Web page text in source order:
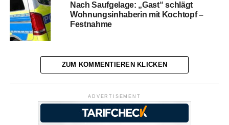
Nach Saufgelage: „Gast“ schlägt
Wohnungsinhaberin mit Kochtopf –
Festnahme
ZUM KOMMENTIEREN KLICKEN
ADVERTISEMENT